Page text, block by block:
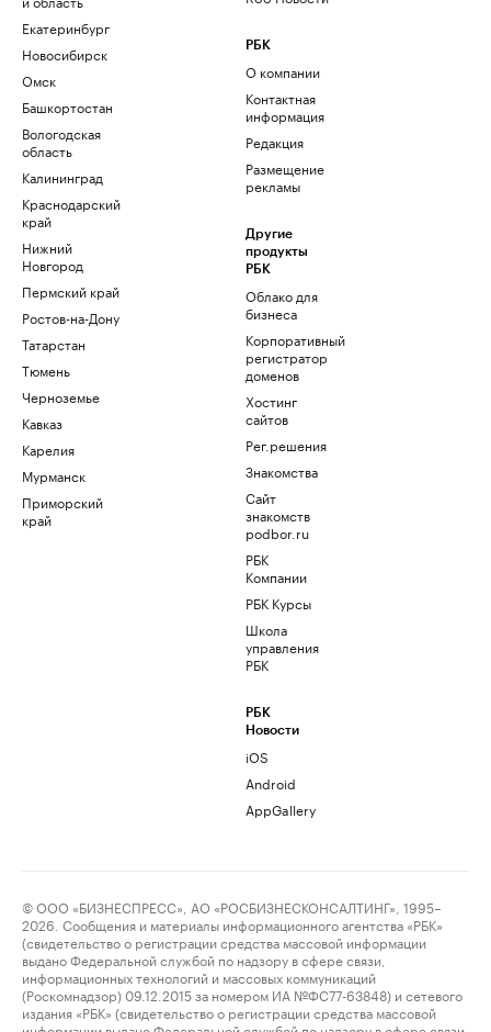
Екатеринбург
Новосибирск
Омск
Башкортостан
Вологодская
область
Калининград
Краснодарский
край
Нижний
Новгород
Пермский край
Ростов-на-Дону
Татарстан
Тюмень
Черноземье
Кавказ
Карелия
Мурманск
Приморский
край
РБК
О компании
Контактная
информация
Редакция
Размещение
рекламы
Другие
продукты
РБК
Облако для
бизнеса
Корпоративный
регистратор
доменов
Хостинг
сайтов
Рег.решения
Знакомства
Сайт
знакомств
podbor.ru
РБК
Компании
РБК Курсы
Школа
управления
РБК
РБК
Новости
iOS
Android
AppGallery
© ООО «БИЗНЕСПРЕСС», АО «РОСБИЗНЕСКОНСАЛТИНГ», 1995–
2026. Сообщения и материалы информационного агентства «РБК»
(свидетельство о регистрации средства массовой информации
выдано Федеральной службой по надзору в сфере связи,
информационных технологий и массовых коммуникаций
(Роскомнадзор) 09.12.2015 за номером ИА №ФС77-63848) и сетевого
издания «РБК» (свидетельство о регистрации средства массовой